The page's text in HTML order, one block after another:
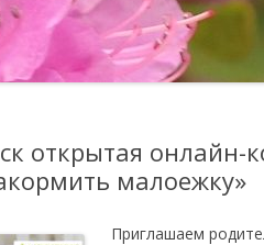
открытая онлайн-
малоежку»
Приглашаем